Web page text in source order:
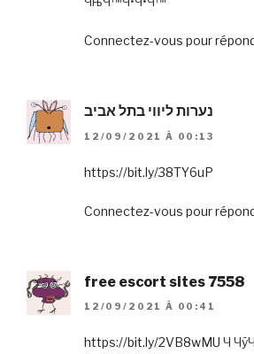
Connectez-vous pour
נערות ליווי בתל אביב
12/09/2021 À 00:13
https://bit.ly/38TY6uP
Connectez-vous pour
free escort sites 7558
12/09/2021 À 00:41
https://bit.ly/2VB8wMU Ч